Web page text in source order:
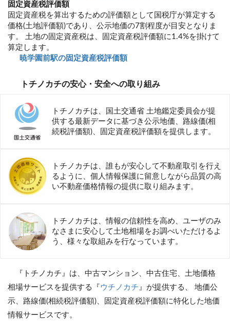
固定資産税評価額
固定資産税を算出するための評価額として国税庁が算定する
価格(土地評価額)であり、公示地価の7割程度が目安となりま
す。 土地の固定資産税は、固定資産税評価額に1.4%を掛けて
算定します。
暁学園前駅の固定資産税評価額
トチノカチの安心・安全への取り組み
トチノカチは、国土交通省 土地鑑定委員会が提
供する最新データに基づき公示地価、路線価(相
続税評価額)、固定資産税評価額を提供します。
トチノカチは、誰もが安心して不動産取引を行え
るように、個人情報保護に留意しながら品質の高
い不動産価格情報の提供に取り組みます。
トチノカチは、情報の信頼性を高め、ユーザのみ
なさまに安心して土地相場をお調べいただけるよ
う、様々な取組みを行なっています。
『トチノカチ』は、中古マンション、中古住宅、土地価格
相場サービスを提供する『 ウチノカチ 』が提供する、 地価公
示、路線価(相続税評価額)、固定資産税評価額に特化した地価
情報サービスです。